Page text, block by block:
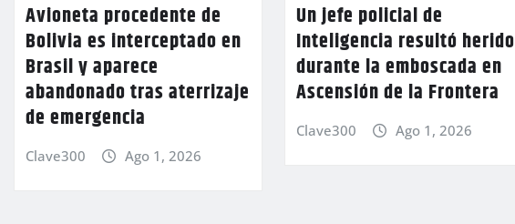
Avioneta procedente de
Bolivia es interceptado en
Brasil y aparece
abandonado tras aterrizaje
de emergencia
Clave300 Ago 1, 2026
Un jefe policial de
Inteligencia resultó herido
durante la emboscada en
Ascensión de la Frontera
Clave300 Ago 1, 2026